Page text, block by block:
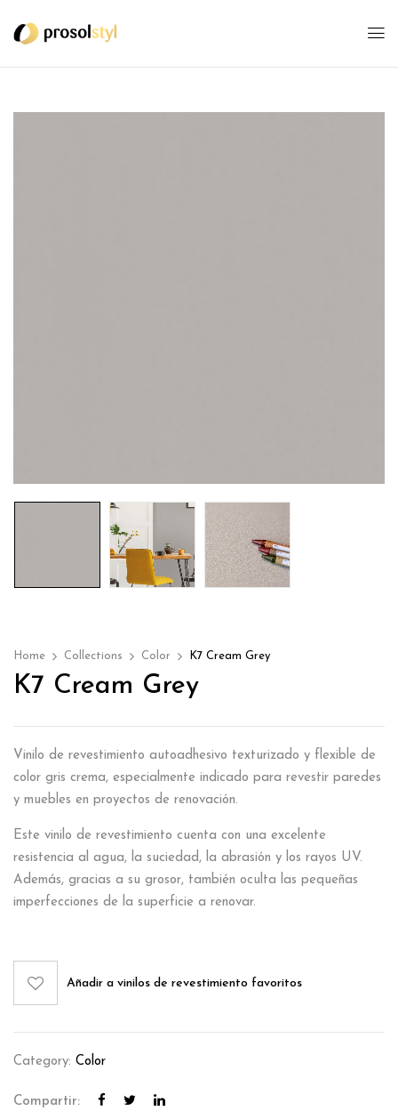
Home Collections Color K7 Cream Grey
K7 Cream Grey
Vinilo de revestimiento autoadhesivo texturizado y flexible de
color gris crema, especialmente indicado para revestir paredes
y muebles en proyectos de renovación.
Este vinilo de revestimiento cuenta con una excelente
resistencia al agua, la suciedad, la abrasión y los rayos UV.
Además, gracias a su grosor, también oculta las pequeñas
imperfecciones de la superficie a renovar.
Añadir a vinilos de revestimiento favoritos
Category: Color
Compartir: